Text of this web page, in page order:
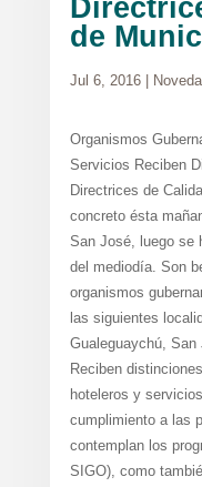
de
Jul 6, 2016|
Organismos
Servicios Reciben
Directrices de
concreto ésta
San José, luego se
del mediodía. Son
organismos
las siguientes
Gualeguaychú,
Reciben
hoteleros y
cumplimiento a las
contemplan los
SIGO), como